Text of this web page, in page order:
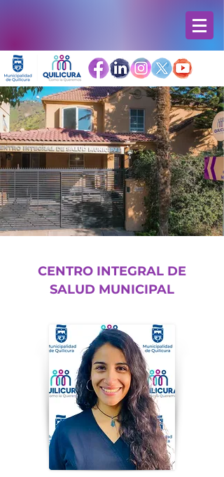
CENTRO INTEGRAL DE
SALUD MUNICIPAL